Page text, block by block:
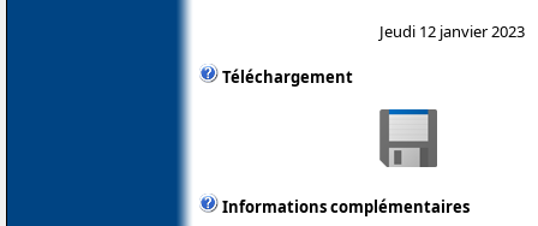
Jeudi 12 janvier 2023
Téléchargement
Informations complémentaires